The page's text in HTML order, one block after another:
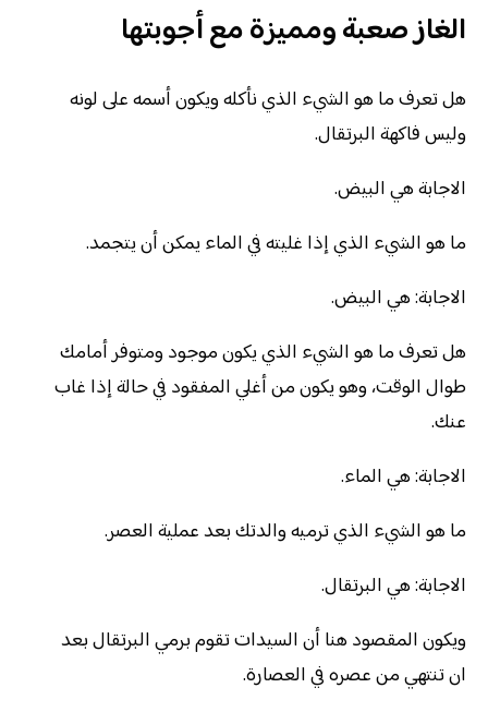
الغاز صعبة ومميزة مع أجوبتها
هل تعرف ما هو الشيء الذي نأكله ويكون أسمه على لونه
وليس فاكهة البرتقال.
الاجابة هي البيض.
ما هو الشيء الذي إذا غليته في الماء يمكن أن يتجمد.
الاجابة: هي البيض.
هل تعرف ما هو الشيء الذي يكون موجود ومتوفر أمامك
طوال الوقت، وهو يكون من أغلي المفقود في حالة إذا غاب
عنك.
الاجابة: هي الماء.
ما هو الشيء الذي ترميه والدتك بعد عملية العصر.
الاجابة: هي البرتقال.
ويكون المقصود هنا أن السيدات تقوم برمي البرتقال بعد
ان تنتهي من عصره في العصارة.